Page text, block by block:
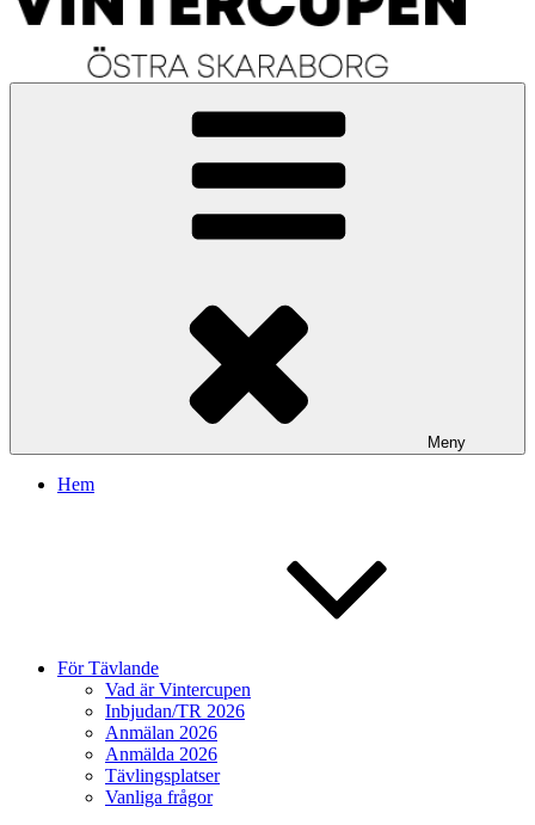
Vintercupen Östra Skaraborg
Meny
Hem
För Tävlande
Vad är Vintercupen
Inbjudan/TR 2026
Anmälan 2026
Anmälda 2026
Tävlingsplatser
Vanliga frågor